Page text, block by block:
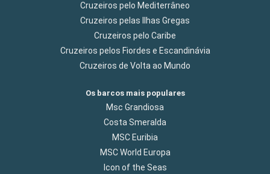
Cruzeiros pelo Mediterrâneo
Cruzeiros pelas Ilhas Gregas
Cruzeiros pelo Caribe
Cruzeiros pelos Fiordes e Escandinávia
Cruzeiros de Volta ao Mundo
Os barcos mais populares
Msc Grandiosa
Costa Smeralda
MSC Euribia
MSC World Europa
Icon of the Seas